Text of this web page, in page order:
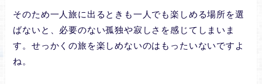
そのため一人旅に出るときも一人でも楽しめる場所を選
ばないと、必要のない孤独や寂しさを感じてしまいま
す。せっかくの旅を楽しめないのはもったいないですよ
ね。